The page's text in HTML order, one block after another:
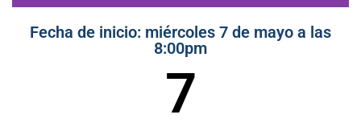
Curso de Supervisión
Moderna de los
Servicios de Salud
Dirigido por el Dr. Lenin E. Arias
Fecha de inicio: miércoles 7 de mayo a las
8:00pm
7